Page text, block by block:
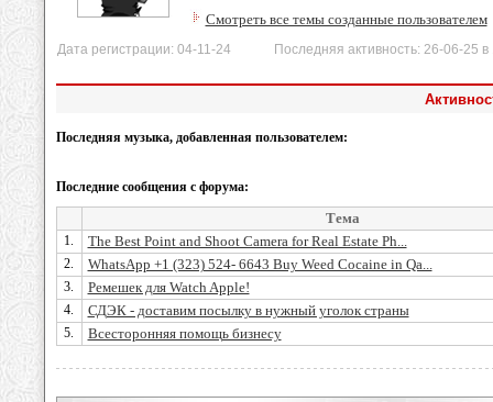
Смотреть все темы созданные пользователем
Дата регистрации: 04-11-24 Последняя активность: 26-06-25 в
Последняя музыка, добавленная пользователем:
Последние сообщения с форума:
Тема
1. The Best Point and Shoot Camera for Real Estate Ph...
2. WhatsApp +1 (323) 524- 6643 Buy Weed Cocaine in Qa...
3. Ремешек для Watch Apple!
4. СДЭК - доставим посылку в нужный уголок страны
5. Всесторонняя помощь бизнесу